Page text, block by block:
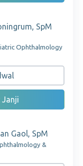
SpM
Ophthalmology
Janji
Gaol, SpM
&